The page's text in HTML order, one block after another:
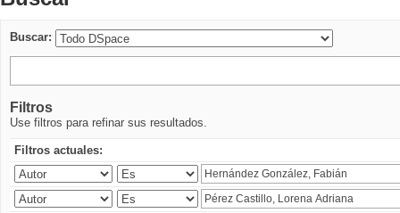
Buscar:
Filtros
Use filtros para refinar sus resultados.
Filtros actuales: